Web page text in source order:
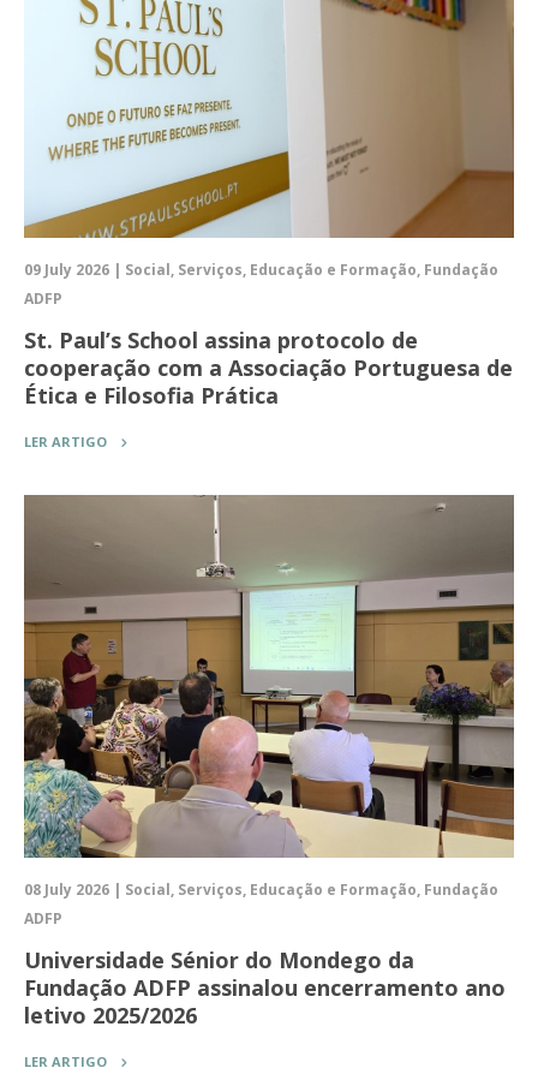
09 July 2026 | Social, Serviços, Educação e Formação, Fundação
ADFP
St. Paul’s School assina protocolo de
cooperação com a Associação Portuguesa de
Ética e Filosofia Prática
LER ARTIGO
08 July 2026 | Social, Serviços, Educação e Formação, Fundação
ADFP
Universidade Sénior do Mondego da
Fundação ADFP assinalou encerramento ano
letivo 2025/2026
LER ARTIGO